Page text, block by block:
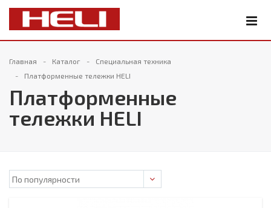
Главная Каталог
Специальная техника
Платформенные тележки HELI
Платформенные
тележки HELI